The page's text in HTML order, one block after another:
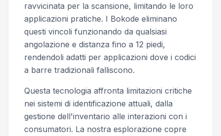
ravvicinata per la scansione, limitando le loro
applicazioni pratiche. I Bokode eliminano
questi vincoli funzionando da qualsiasi
angolazione e distanza fino a 12 piedi,
rendendoli adatti per applicazioni dove i codici
a barre tradizionali falliscono.
Questa tecnologia affronta limitazioni critiche
nei sistemi di identificazione attuali, dalla
gestione dell'inventario alle interazioni con i
consumatori. La nostra esplorazione copre